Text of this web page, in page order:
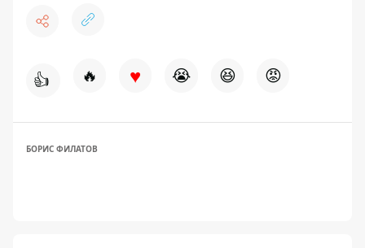
👍 🔥 ♥ 😭 😆 😡
БОРИС ФИЛАТОВ